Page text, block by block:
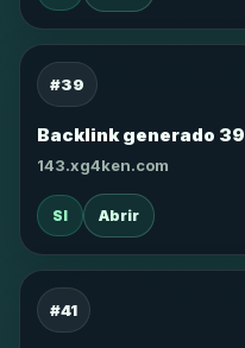
#39
Backlink generado 39
143.xg4ken.com
SI Abrir
#41